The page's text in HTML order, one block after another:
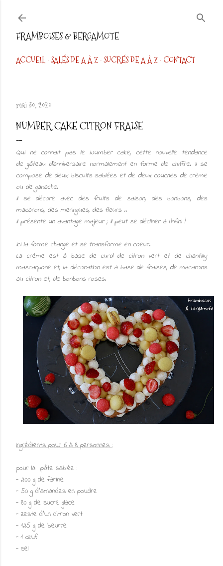
FRAMBOISES & BERGAMOTE
ACCUEIL SALÉS DE A À Z SUCRÉS DE A À Z CONTACT
mai 30, 2020
NUMBER CAKE CITRON FRAISE
Qui ne connait pas le Number cake, cette nouvelle tendance
de gâteau d'anniversaire normalement en forme de chiffre. Il se
compose de deux biscuits sablées et de deux couches de crème
ou de ganache.
Il se décore avec des fruits de saison, des bonbons, des
macarons, des meringues, des fleurs ..
Il présente un avantage majeur ; il peut se décliner à l'infini !
Ici la forme change et se transforme en coeur.
La crème est à base de curd de citron vert et de chantilly
mascarpone et, la décoration est à base de fraises, de macarons
au citron et, de bonbons roses.
Ingrédients pour 6 à 8 personnes :
pour la pâte sablée :
- 200 g de farine
- 50 g d'amandes en poudre
- 80 g de sucre glace
- zeste d'un citron vert
- 125 g de beurre
- 1 œuf
- sel